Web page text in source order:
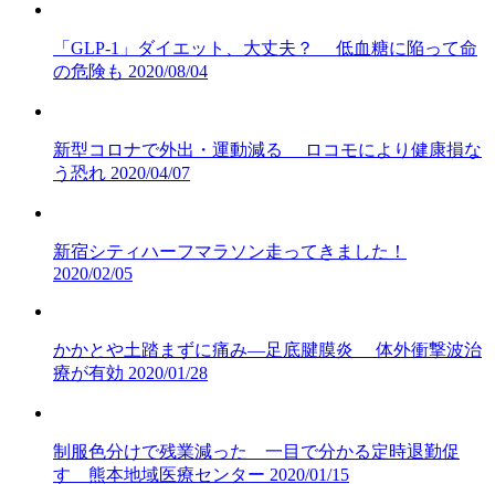
「GLP-1」ダイエット、大丈夫？ 低血糖に陥って命
の危険も 2020/08/04
新型コロナで外出・運動減る ロコモにより健康損な
う恐れ 2020/04/07
新宿シティハーフマラソン走ってきました！
2020/02/05
かかとや土踏まずに痛み―足底腱膜炎 体外衝撃波治
療が有効 2020/01/28
制服色分けで残業減った 一目で分かる定時退勤促
す 熊本地域医療センター 2020/01/15